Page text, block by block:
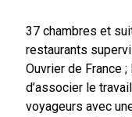
37 chambres et
restaurants
Ouvrier de France
d’associer le
voyageurs avec